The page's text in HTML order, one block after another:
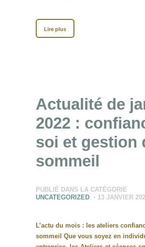
Lire plus
Actualité de
2022 :
soi et gestion
sommeil
PUBLIÉ DANS LA CATÉGORIE
UNCATEGORIZED
13 JANVIER
L’actu du mois : les ateliers
sommeil Que vous soyez en